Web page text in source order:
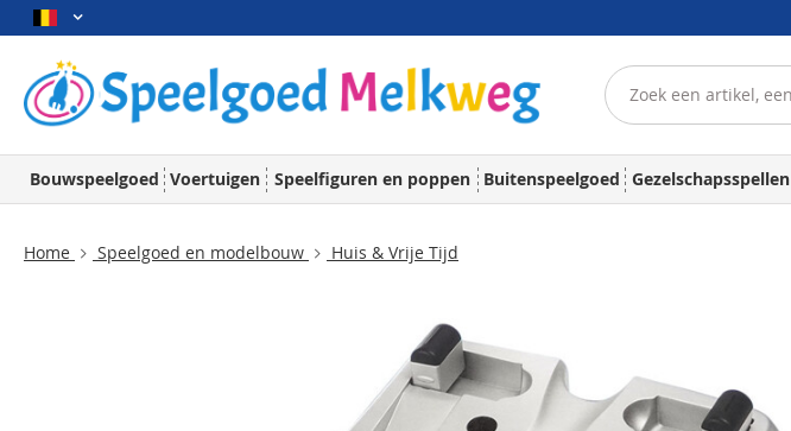
Bouwspeelgoed Voertuigen Speelfiguren en poppen Buitenspeelgoed Gezelschapsspellen
Home Speelgoed en modelbouw Huis & Vrije Tijd